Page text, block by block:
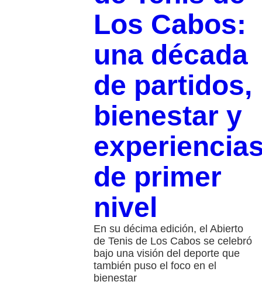
Los Cabos:
una década
de partidos,
bienestar y
de primer
nivel
En su décima edición, el Abierto
de Tenis de Los Cabos se celebró
bajo una visión del deporte que
también puso el foco en el
bienestar